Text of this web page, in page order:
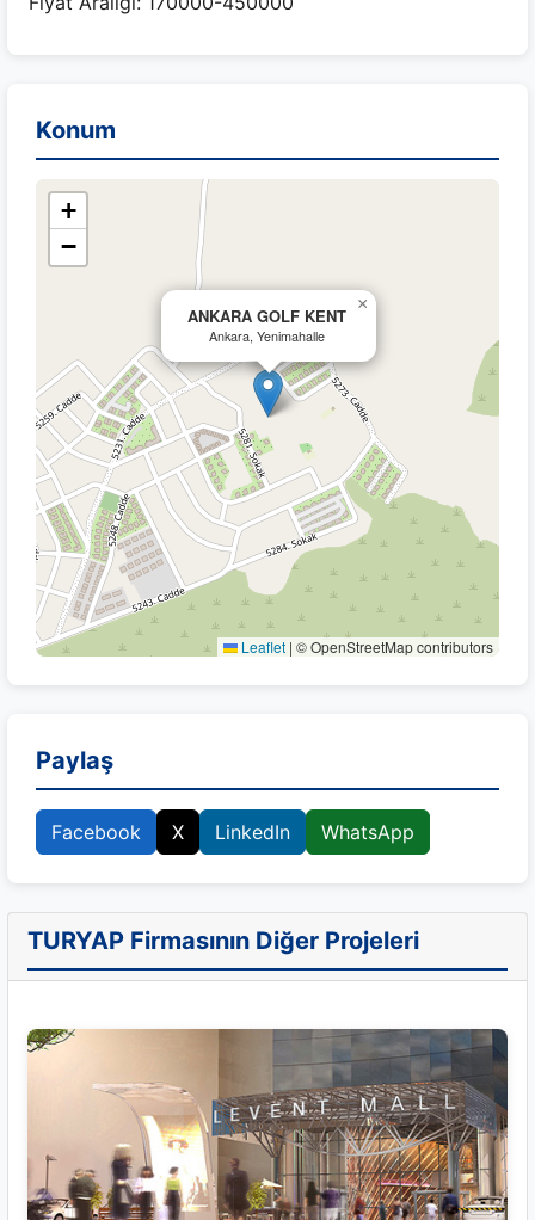
Konum
ANKARA GOLF KENT
Ankara, Yenimahalle
×
+
−
Leaflet | © OpenStreetMap contributors
Paylaş
Facebook X LinkedIn WhatsApp
TURYAP Firmasının Diğer Projeleri